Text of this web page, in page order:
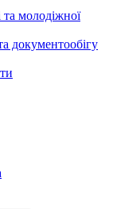
та молодіжної
документообігу